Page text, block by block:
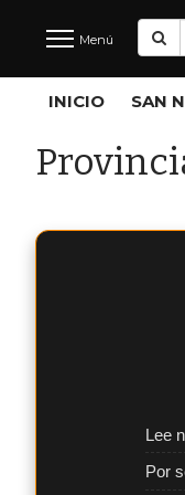
Últimas
Noticias
Menú
INICIO SAN
Lee
Por